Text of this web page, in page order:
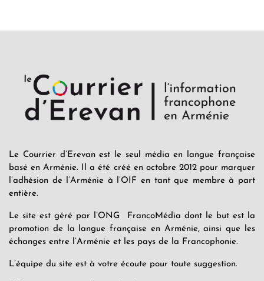
Le Courrier d’Erevan est le seul média en langue française
basé en Arménie. Il a été créé en octobre 2012 pour marquer
l’adhésion de l’Arménie à l’OIF en tant que membre à part
entière.
Le site est géré par l’ONG FrancoMédia dont le but est la
promotion de la langue française en Arménie, ainsi que les
échanges entre l’Arménie et les pays de la Francophonie.
L’équipe du site est à votre écoute pour toute suggestion.